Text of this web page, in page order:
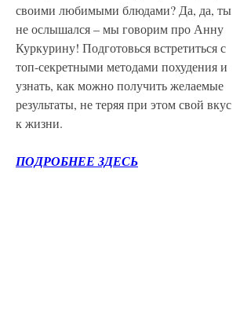
своими любимыми блюдами? Да, да, ты
не ослышался – мы говорим про Анну
Куркурину! Подготовься встретиться с
топ-секретными методами похудения и
узнать, как можно получить желаемые
результаты, не теряя при этом свой вкус
к жизни.
ПОДРОБНЕЕ ЗДЕСЬ